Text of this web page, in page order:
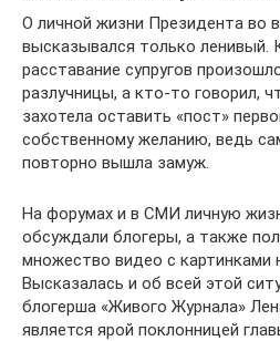
О личной жизни Президента во
высказывался только ленивый.
расставание супругов
разлучницы, а кто-то говорил,
захотела оставить «пост»
собственному желанию, ведь
повторно вышла замуж.
На форумах и в СМИ личную
обсуждали блогеры, а также
множество видео с картинками
Высказалась и об всей этой
блогерша «Живого Журнала»
является ярой поклонницей